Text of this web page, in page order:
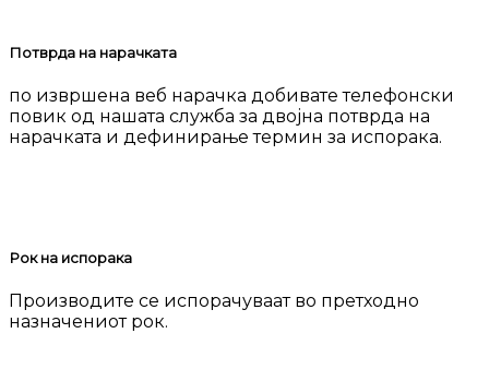
Потврда на нарачката
по извршена веб нарачка добивате телефонски
повик од нашата служба за двојна потврда на
нарачката и дефинирање термин за испорака.
Рок на испорака
Производите се испорачуваат во претходно
назначениот рок.